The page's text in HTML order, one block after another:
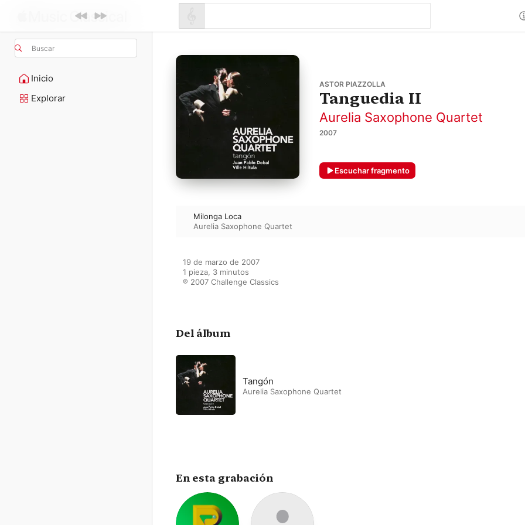
Buscar
Inicio
Explorar
ASTOR PIAZZOLLA
Tanguedia II
Aurelia Saxophone Quartet
2007
Escuchar fragmento
Milonga Loca
Aurelia Saxophone Quartet
19 de marzo de 2007
1 pieza, 3 minutos
℗ 2007 Challenge Classics
Del álbum
Tangón
Aurelia Saxophone Quartet
En esta grabación